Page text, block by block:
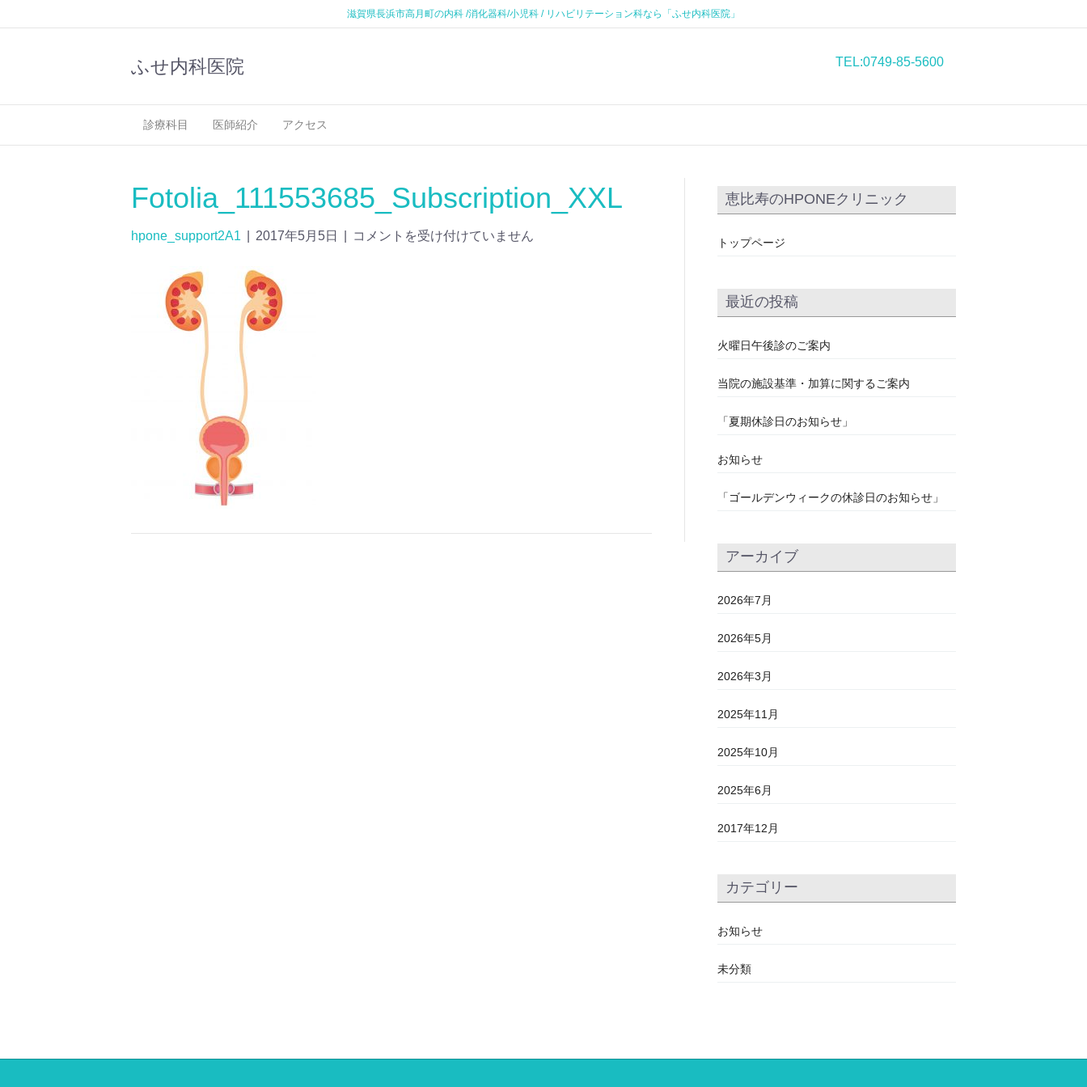
滋賀県長浜市高月町の内科 /消化器科/小児科 / リハビリテーション科なら「ふせ内科医院」
ふせ内科医院 TEL:0749-85-5600
診療科目 医師紹介 アクセス
Fotolia_111553685_Subscription_XXL
hpone_support2A1 2017年5月5日 コメントを受け付けていません
恵比寿のHPONEクリニック
トップページ
最近の投稿
火曜日午後診のご案内
当院の施設基準・加算に関するご案内
「夏期休診日のお知らせ」
お知らせ
「ゴールデンウィークの休診日のお知らせ」
アーカイブ
2026年7月
2026年5月
2026年3月
2025年11月
2025年10月
2025年6月
2017年12月
カテゴリー
お知らせ
未分類